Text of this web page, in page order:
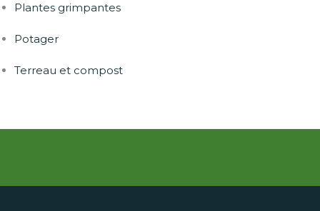
Plantes grimpantes
Potager
Terreau et compost